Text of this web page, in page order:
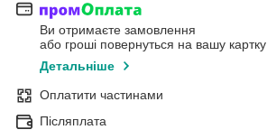
Ви отримаєте замовлення
або гроші повернуться на вашу картку
Детальніше
Оплатити частинами
Післяплата